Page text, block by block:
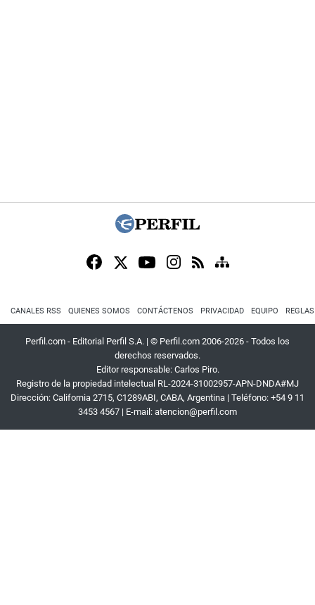
CANALES RSS QUIENES SOMOS CONTÁCTENOS PRIVACIDAD EQUIPO
Perfil.com - Editorial Perfil S.A. | © Perfil.com 2006-2026 - Todos los
derechos reservados.
Editor responsable: Carlos Piro.
Registro de la propiedad intelectual RL-2024-31002957-APN-DNDA#MJ
Dirección: California 2715, C1289ABI, CABA, Argentina | Teléfono: +54 9 11
3453 4567 | E-mail: atencion@perfil.com